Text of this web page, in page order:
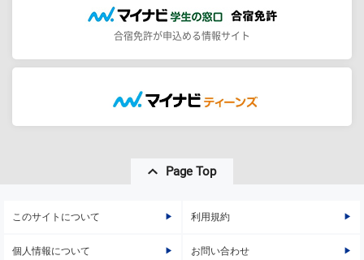
合宿免許が申込める情報サイト
Page Top
このサイトについて 利用規約
個人情報について お問い合わせ